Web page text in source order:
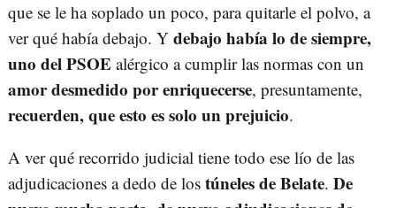
que se le ha soplado un poco, para quitarle el polvo, a
ver qué había debajo. Y debajo había lo de siempre,
uno del PSOE alérgico a cumplir las normas con un
amor desmedido por enriquecerse, presuntamente,
recuerden, que esto es solo un prejuicio.
A ver qué recorrido judicial tiene todo ese lío de las
adjudicaciones a dedo de los túneles de Belate. De